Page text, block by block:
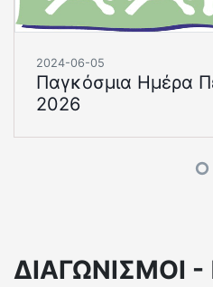
2024-06-05
Παγκόσμια Ημέρα
2026
ΔΙΑΓΩΝΙΣΜΟΙ